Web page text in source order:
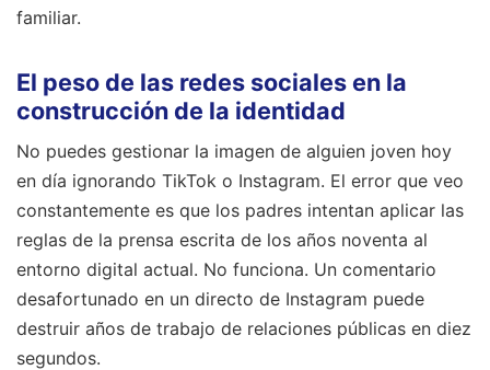
familiar.
El peso de las redes sociales en la
construcción de la identidad
No puedes gestionar la imagen de alguien joven hoy
en día ignorando TikTok o Instagram. El error que veo
constantemente es que los padres intentan aplicar las
reglas de la prensa escrita de los años noventa al
entorno digital actual. No funciona. Un comentario
desafortunado en un directo de Instagram puede
destruir años de trabajo de relaciones públicas en diez
segundos.